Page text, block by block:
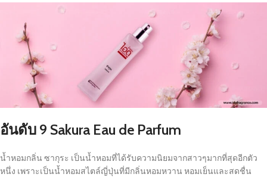
อันดับ 9 Sakura Eau de Parfum
น้ำหอมกลิ่น ซากุระ เป็นน้ำหอมที่ได้รับความนิยมจากสาวๆมากที่สุดอีกตัว
หนึ่ง เพราะเป็นน้ำหอมสไตล์ญี่ปุ่นที่มีกลิ่นหอมหวาน หอมเย็นและสดชื่น